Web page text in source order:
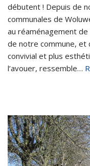
débutent ! Depuis de
communales de
au réaménagement
de notre commune, et
convivial et plus
l’avouer, ressemble…